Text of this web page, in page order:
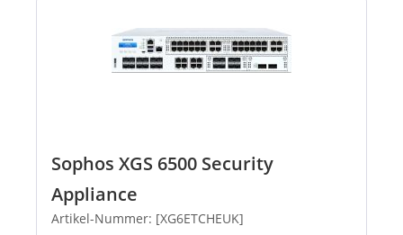
Sophos XGS 6500 Security
Appliance
Artikel-Nummer: [XG6ETCHEUK]